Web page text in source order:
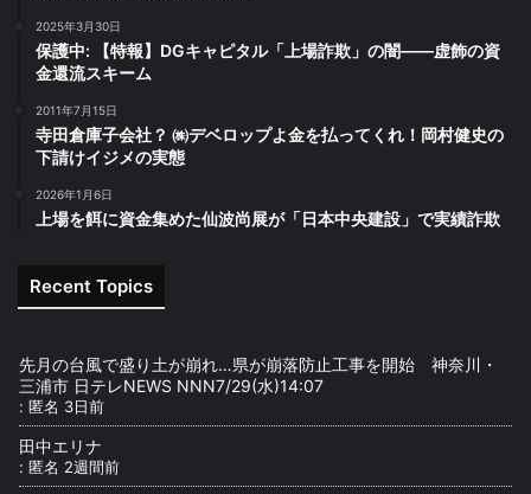
2025年3月30日
保護中: 【特報】DGキャピタル「上場詐欺」の闇――虚飾の資
金還流スキーム
2011年7月15日
寺田倉庫子会社？ ㈱デベロップよ金を払ってくれ！岡村健史の
下請けイジメの実態
2026年1月6日
上場を餌に資金集めた仙波尚展が「日本中央建設」で実績詐欺
Recent Topics
先月の台風で盛り土が崩れ…県が崩落防止工事を開始 神奈川・
三浦市 日テレNEWS NNN7/29(水)14:07
: 匿名 3日前
田中エリナ
: 匿名 2週間前